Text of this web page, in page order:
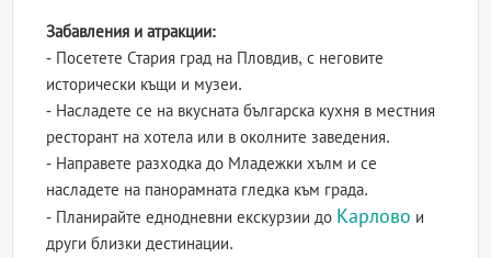
Забавления и атракции:
- Посетете Стария град на Пловдив, с неговите
исторически къщи и музеи.
- Насладете се на вкусната българска кухня в местния
ресторант на хотела или в околните заведения.
- Направете разходка до Младежки хълм и се
насладете на панорамната гледка към града.
- Планирайте еднодневни екскурзии до Карлово и
други близки дестинации.